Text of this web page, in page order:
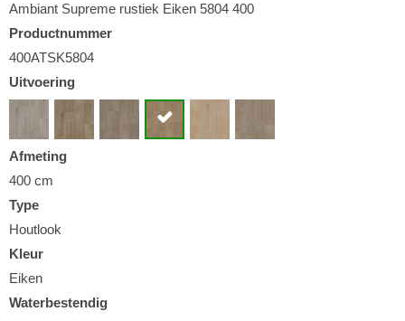
Ambiant Supreme rustiek Eiken 5804 400
Productnummer
400ATSK5804
Uitvoering
Afmeting
400 cm
Type
Houtlook
Kleur
Eiken
Waterbestendig